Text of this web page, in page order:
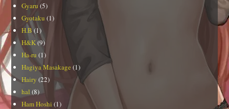
Gyaru (5)
Gyotaku (1)
H.B(1)
H&K(9)
Ha-ru (1)
Hagiya Masakage (1)
Hairy (22)
hal (8)
Ham Hoshi (1)